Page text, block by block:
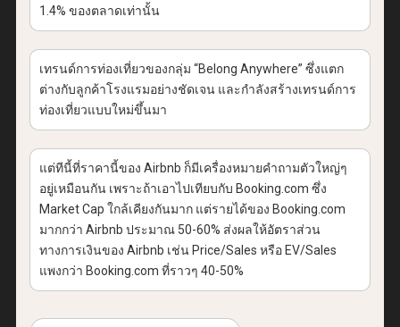
1.4% ของตลาดเท่านั้น
เทรนด์การท่องเที่ยวของกลุ่ม “Belong Anywhere” ซึ่งแตก
ต่างกับลูกค้าโรงแรมอย่างชัดเจน และกำลังสร้างเทรนด์การ
ท่องเที่ยวแบบใหม่ขึ้นมา
แต่ทีนี้ที่ราคานี้ของ Airbnb ก็มีเครื่องหมายคำถามตัวใหญ่ๆ
อยู่เหมือนกัน เพราะถ้าเอาไปเทียบกับ Booking.com ซึ่ง
Market Cap ใกล้เคียงกันมาก แต่รายได้ของ Booking.com
มากกว่า Airbnb ประมาณ 50-60% ส่งผลให้อัตราส่วน
ทางการเงินของ Airbnb เช่น Price/Sales หรือ EV/Sales
แพงกว่า Booking.com ที่ราวๆ 40-50%